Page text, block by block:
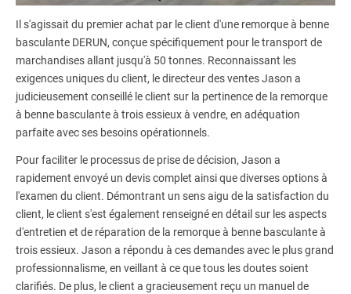
Il s'agissait du premier achat par le client d'une remorque à benne
basculante DERUN, conçue spécifiquement pour le transport de
marchandises allant jusqu'à 50 tonnes. Reconnaissant les
exigences uniques du client, le directeur des ventes Jason a
judicieusement conseillé le client sur la pertinence de la remorque
à benne basculante à trois essieux à vendre, en adéquation
parfaite avec ses besoins opérationnels.
Pour faciliter le processus de prise de décision, Jason a
rapidement envoyé un devis complet ainsi que diverses options à
l'examen du client. Démontrant un sens aigu de la satisfaction du
client, le client s'est également renseigné en détail sur les aspects
d'entretien et de réparation de la remorque à benne basculante à
trois essieux. Jason a répondu à ces demandes avec le plus grand
professionnalisme, en veillant à ce que tous les doutes soient
clarifiés. De plus, le client a gracieusement reçu un manuel de